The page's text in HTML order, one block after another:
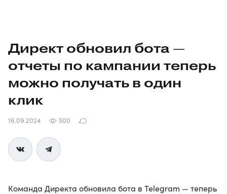
Директ обновил бота —
отчеты по кампании теперь
можно получать в один
клик
16.09.2024 500
Команда Директа обновила бота в Telegram — теперь